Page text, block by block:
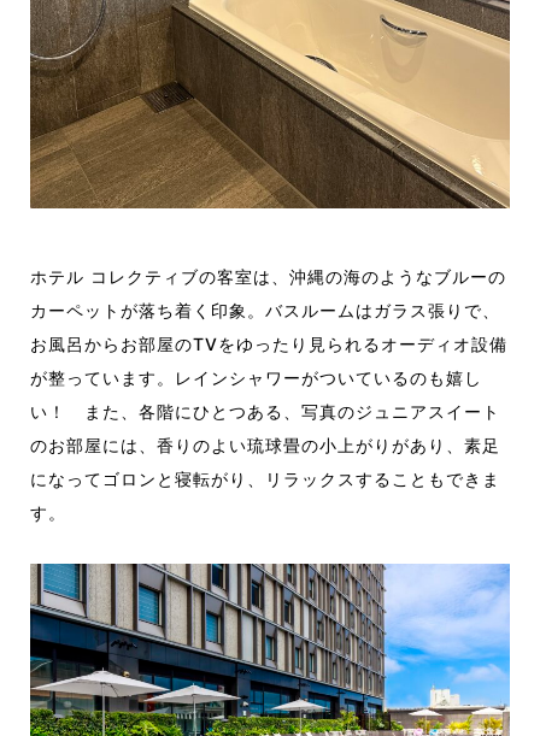
ホテル コレクティブの客室は、沖縄の海のようなブルーの
カーペットが落ち着く印象。バスルームはガラス張りで、
お風呂からお部屋のTVをゆったり見られるオーディオ設備
が整っています。レインシャワーがついているのも嬉し
い！ また、各階にひとつある、写真のジュニアスイート
のお部屋には、香りのよい琉球畳の小上がりがあり、素足
になってゴロンと寝転がり、リラックスすることもできま
す。